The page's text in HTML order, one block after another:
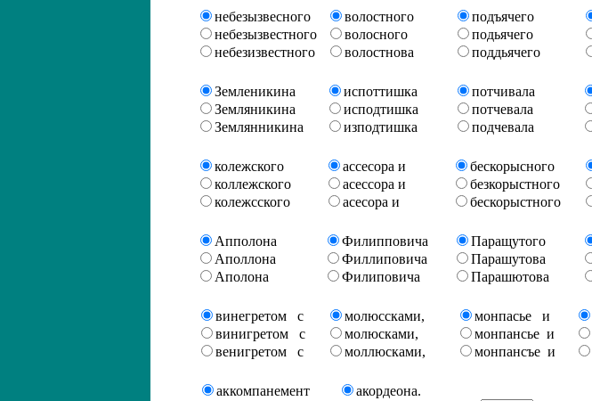
небезызвесного
небезызвестного
небезизвестного
волостного
волосного
волостнова
подъячего
подьячего
поддьячего
Земленикина
Земляникина
Землянникина
испоттишка
исподтишка
изподтишка
потчивала
потчевала
подчевала
колежского
коллежского
колежсского
ассесора и
асессора и
асесора и
бескорысного
безкорыстного
бескорыстного
Апполона
Аполлона
Аполона
Филипповича
Филлиповича
Филиповича
Паращутого
Парашутова
Парашютова
винегретом с
винигретом с
венигретом с
молюссками,
молюсками,
моллюсками,
монпасье и
монпансье и
монпансъе и
аккомпанемент
акордеона.